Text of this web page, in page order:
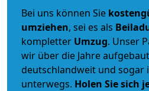
Bei uns können Sie
umziehen, sei es als
kompletter Umzug. Unser
wir über die Jahre
deutschlandweit und sogar
unterwegs. Holen Sie sich